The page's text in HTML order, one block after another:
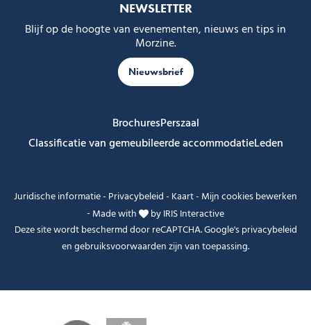
NEWSLETTER
Blijf op de hoogte van evenementen, nieuws en tips in
Morzine.
Nieuwsbrief
BrochuresPerszaal
Classificatie van gemeubileerde accommodatieLeden
Juridische informatie- Privacybeleid- Kaart- Mijn cookies bewerken
- Made with byIRIS Interactive
Deze site wordt beschermd door reCAPTCHA. Google'sprivacybeleid
engebruiksvoorwaardenzijn van toepassing.